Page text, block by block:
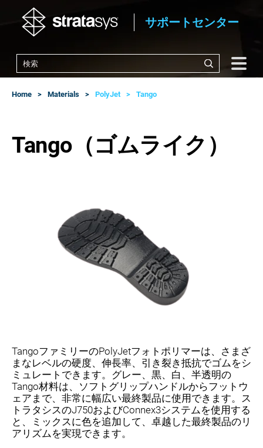
サポートセンター
Home Materials PolyJet Tango
Tango（ゴムライク）
TangoファミリーのPolyJetフォトポリマーは、さまざ
まなレベルの硬度、伸長率、引き裂き抵抗でゴムをシ
ミュレートできます。グレー、黒、白、半透明の
Tango材料は、ソフトグリップハンドルからフットウ
ェアまで、非常に幅広い最終製品に使用できます。ス
トラタシスのJ750およびConnex3システムを使用する
と、ミックスに色を追加して、卓越した最終製品のリ
アリズムを実現できます。